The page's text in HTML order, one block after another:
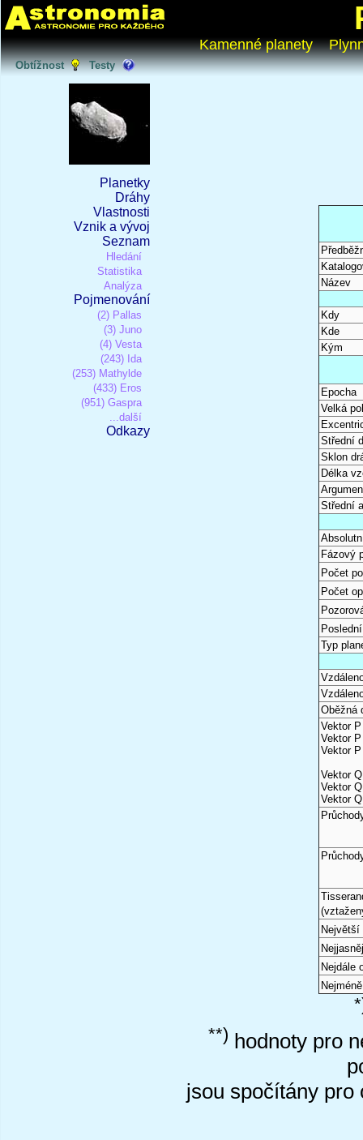
Kamenné planety
Obtížnost Testy
Planetky
Dráhy
Vlastnosti
Vznik a vývoj
Seznam
Hledání
Statistika
Analýza
Pojmenování
(2) Pallas
(3) Juno
(4) Vesta
(243) Ida
(253) Mathylde
(433) Eros
(951) Gaspra
...další
Odkazy
Název
Kdy
Kde
Kým
Epocha
Velká
Střední
Sklon
Délka
Střední
Fázový
Počet
Počet
Typ
Oběžná
Vektor
Vektor
Vektor
Vektor
Vektor
Vektor
Nejdále
**) hodnoty pro
jsou spočítány pro